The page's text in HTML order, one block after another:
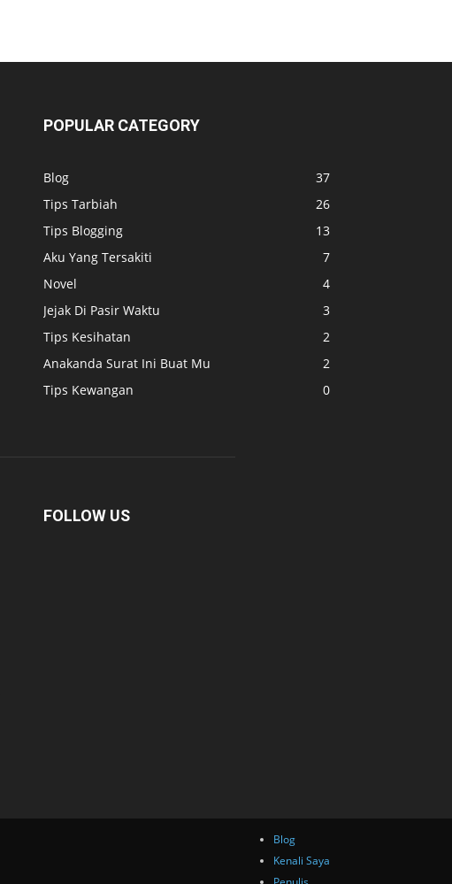
POPULAR CATEGORY
Blog
37
Tips Tarbiah
26
Tips Blogging
13
Aku Yang Tersakiti
7
Novel
4
Jejak Di Pasir Waktu
3
Tips Kesihatan
2
Anakanda Surat Ini Buat Mu
2
Tips Kewangan
0
FOLLOW US
Blog
Kenali Saya